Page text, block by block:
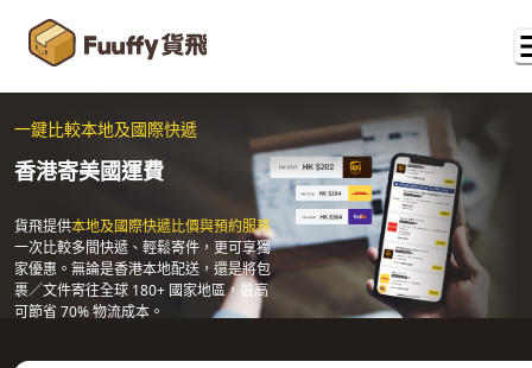
一鍵比較本地及國際快遞
香港寄美國運費
貨飛提供本地及國際快遞比價與預約服務
一次比較多間快遞、輕鬆寄件，更可享獨
家優惠。無論是香港本地配送，還是將包
裹／文件寄往全球 180+ 國家地區，最高
可節省 70% 物流成本。